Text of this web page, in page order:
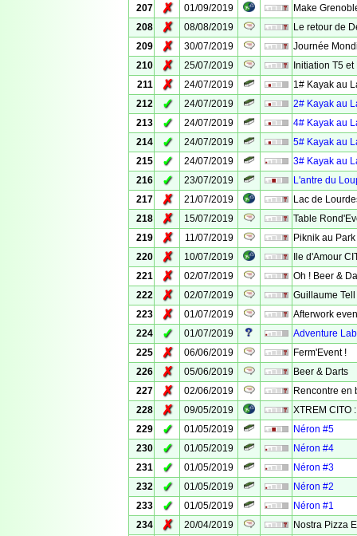
207
✗ 01/09/2019
Make
208
✗ 08/08/2019
Le retour de
209
✗ 30/07/2019
Journée
210
✗ 25/07/2019
Initiation T5 et
211
✗ 24/07/2019
1# Kayak au
212
✓ 24/07/2019
2# Kayak au
213
✓ 24/07/2019
4# Kayak au
214
✓ 24/07/2019
5# Kayak au
215
✓ 24/07/2019
3# Kayak au
216
✓ 23/07/2019
L'antre du
217
✗ 21/07/2019
Lac de
218
✗ 15/07/2019
Table
219
✗ 11/07/2019
Piknik au Park
220
✗ 10/07/2019
Ile d'Amour
221
✗ 02/07/2019
Oh ! Beer &
222
✗ 02/07/2019
Guillaume
223
✗ 01/07/2019
Afterwork
224
✓ 01/07/2019
Adventure
225
✗ 06/06/2019
Ferm'Event !
226
✗ 05/06/2019
Beer & Darts
227
✗ 02/06/2019
Rencontre en
228
✗ 09/05/2019
XTREM CITO
229
✓ 01/05/2019
Néron #5
230
✓ 01/05/2019
Néron #4
231
✓ 01/05/2019
Néron #3
232
✓ 01/05/2019
Néron #2
233
✓ 01/05/2019
Néron #1
234
✗ 20/04/2019
Nostra Pizza